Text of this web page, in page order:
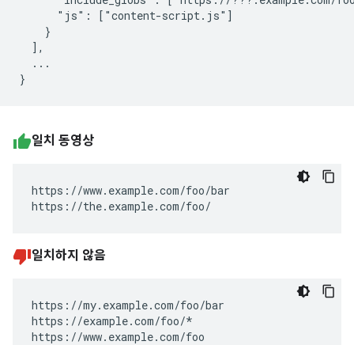
      "js": ["content-script.js"]
    }
  ],
  ...
일치 동영상
https://www.example.com/foo/bar
https://the.example.com/foo/
일치하지 않음
https://my.example.com/foo/bar
https://example.com/foo/*
https://www.example.com/foo